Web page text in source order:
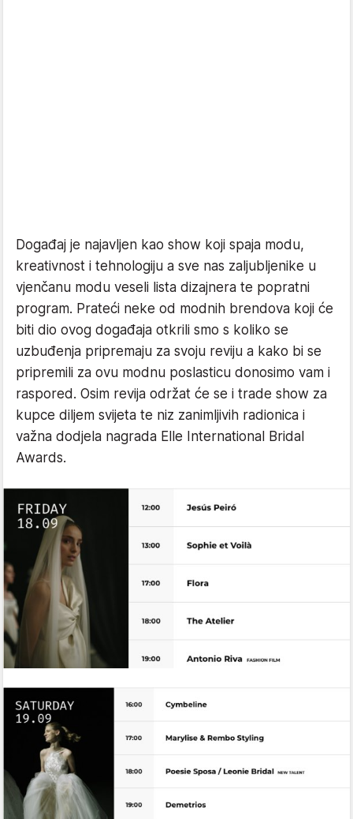
Događaj je najavljen kao show koji spaja modu,
kreativnost i tehnologiju a sve nas zaljubljenike u
vjenčanu modu veseli lista dizajnera te popratni
program. Prateći neke od modnih brendova koji će
biti dio ovog događaja otkrili smo s koliko se
uzbuđenja pripremaju za svoju reviju a kako bi se
pripremili za ovu modnu poslasticu donosimo vam i
raspored. Osim revija održat će se i trade show za
kupce diljem svijeta te niz zanimljivih radionica i
važna dodjela nagrada Elle International Bridal
Awards.